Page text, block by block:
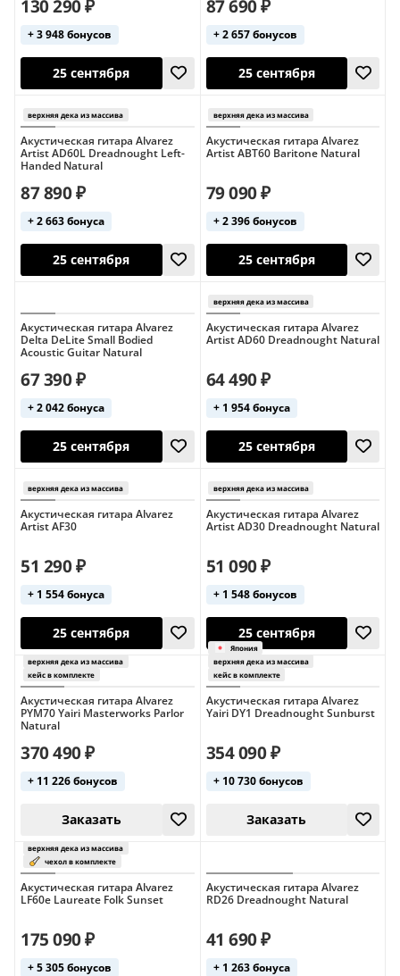
верхняя дека из массива
кейс в комплекте
Испания
чехол в комплекте
25 сентября
верхняя дека из
25 сентября
кейс в комплекте
130 290 ₽
+ 3 948 бонусов
87 690 ₽
+ 2 657 бонусов
25 сентября
Акустическая гитара Alvarez
Artist AD60L Dreadnought Left-
Handed Natural
87 890 ₽
+ 2 663 бонуса
25 сентября
Акустическая гитара Alvarez
Artist ABT60 Baritone Natural
79 090 ₽
+ 2 396 бонусов
25 сентября
Акустическая гитара Alvarez
Delta DeLite Small Bodied
Acoustic Guitar Natural
67 390 ₽
+ 2 042 бонуса
25 сентября
Акустическая гитара Alvarez
Artist AD60 Dreadnought Natural
64 490 ₽
+ 1 954 бонуса
25 сентября
Акустическая гитара Alvarez
Artist AF30
51 290 ₽
+ 1 554 бонуса
Акустическая гитара Alvarez
Artist AD30 Dreadnought Natural
51 090 ₽
+ 1 548 бонусов
Акустическая гитара Alvarez
PYM70 Yairi Masterworks Parlor
Natural
370 490 ₽
+ 11 226 бонусов
Акустическая гитара Alvarez
Yairi DY1 Dreadnought Sunburst
354 090 ₽
+ 10 730 бонусов
Акустическая гитара Alvarez
LF60e Laureate Folk Sunset
175 090 ₽
+ 5 305 бонусов
Акустическая гитара Alvarez
RD26 Dreadnought Natural
41 690 ₽
+ 1 263 бонуса